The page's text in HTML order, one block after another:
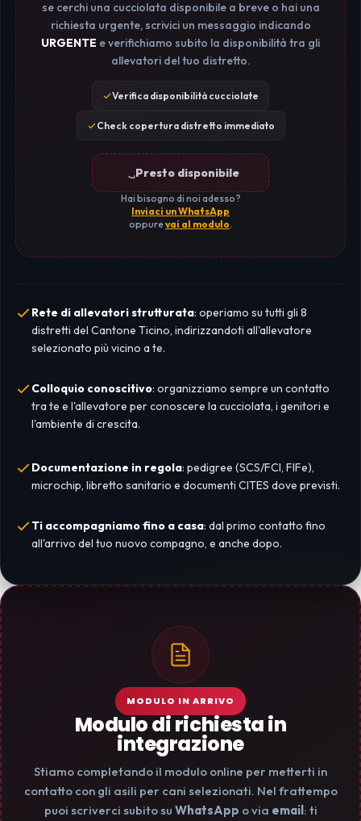
se cerchi una cucciolata disponibile a breve o hai una
richiesta urgente, scrivici un messaggio indicando
URGENTE e verifichiamo subito la disponibilità tra gli
allevatori del tuo distretto.
Verifica disponibilità cucciolate
Check copertura distretto immediato
Presto disponibile
Hai bisogno di noi adesso?
Inviaci un WhatsApp
oppurevai al modulo.
Rete di allevatori strutturata: operiamo su tutti gli 8
distretti del Cantone Ticino, indirizzandoti all'allevatore
selezionato più vicino a te.
Colloquio conoscitivo: organizziamo sempre un contatto
tra te e l'allevatore per conoscere la cucciolata, i genitori e
l'ambiente di crescita.
Documentazione in regola: pedigree (SCS/FCI, FIFe),
microchip, libretto sanitario e documenti CITES dove previsti.
Ti accompagniamo fino a casa: dal primo contatto fino
all'arrivo del tuo nuovo compagno, e anche dopo.
MODULO IN ARRIVO
Modulo di richiesta in
integrazione
Stiamo completando il modulo online per metterti in
contatto con gli asili per cani selezionati. Nel frattempo
puoi scriverci subito su WhatsApp o via email: ti